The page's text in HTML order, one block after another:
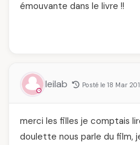
émouvante dans le livre !!
leilab Posté le 18 Mar
merci les filles je comptais
doulette nous parle du film,